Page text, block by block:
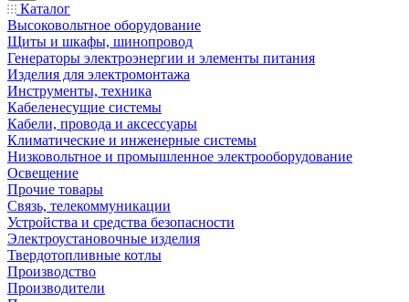
Каталог
Высоковольтное оборудование
Щиты и шкафы, шинопровод
Генераторы электроэнергии и элементы питания
Изделия для электромонтажа
Инструменты, техника
Кабеленесущие системы
Кабели, провода и аксессуары
Климатические и инженерные системы
Низковольтное и промышленное электрооборудование
Освещение
Прочие товары
Связь, телекоммуникации
Устройства и средства безопасности
Электроустановочные изделия
Твердотопливные котлы
Производство
Производители